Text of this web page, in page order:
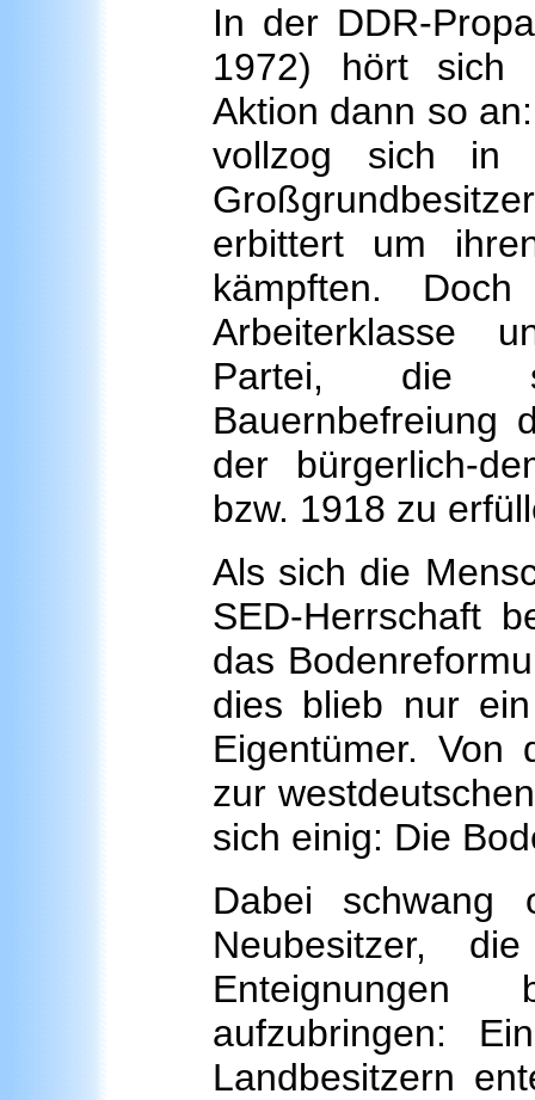
In der DDR-
1972) hört sich
Aktion dann so
vollzog sich in
erbittert um
kämpften.
Arbeiterklasse
Partei, die
Bauernbefreiung
der bürgerlich-
bzw. 1918 zu
Als sich die
SED-Herrschaft
das
dies blieb nur
Eigentümer. Von
zur
sich einig: Die
Dabei
Neubesitzer,
aufzubringen:
Landbesitzern